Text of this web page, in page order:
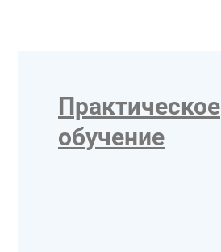
Практическое
обучение